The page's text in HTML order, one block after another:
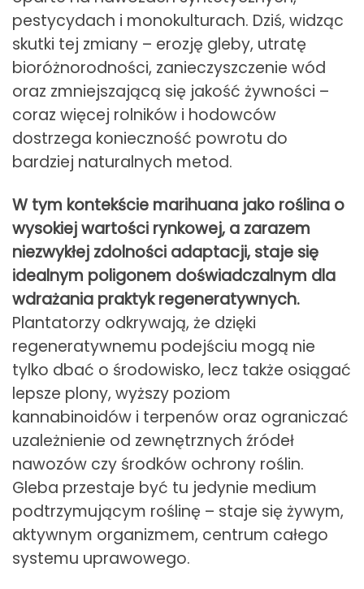
pestycydach i monokulturach. Dziś, widząc
skutki tej zmiany – erozję gleby, utratę
bioróżnorodności, zanieczyszczenie wód
oraz zmniejszającą się jakość żywności –
coraz więcej rolników i hodowców
dostrzega konieczność powrotu do
bardziej naturalnych metod.
W tym kontekście marihuana jako roślina o
wysokiej wartości rynkowej, a zarazem
niezwykłej zdolności adaptacji, staje się
idealnym poligonem doświadczalnym dla
wdrażania praktyk regeneratywnych.
Plantatorzy odkrywają, że dzięki
regeneratywnemu podejściu mogą nie
tylko dbać o środowisko, lecz także osiągać
lepsze plony, wyższy poziom
kannabinoidów i terpenów oraz ograniczać
uzależnienie od zewnętrznych źródeł
nawozów czy środków ochrony roślin.
Gleba przestaje być tu jedynie medium
podtrzymującym roślinę – staje się żywym,
aktywnym organizmem, centrum całego
systemu uprawowego.